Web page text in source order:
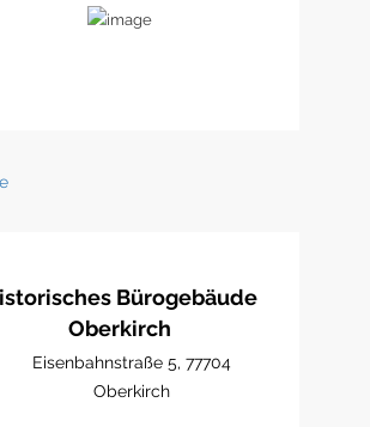
Bürogebäude
Oberkirch
Eisenbahnstraße 5, 77704
Oberkirch